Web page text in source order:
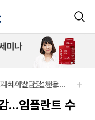
주식회사 에일리크-메디컬 커뮤니케이션 컨설턴트(Associate) / 메디컬라이터 채용
식개발담당 채용
…임플란트 수